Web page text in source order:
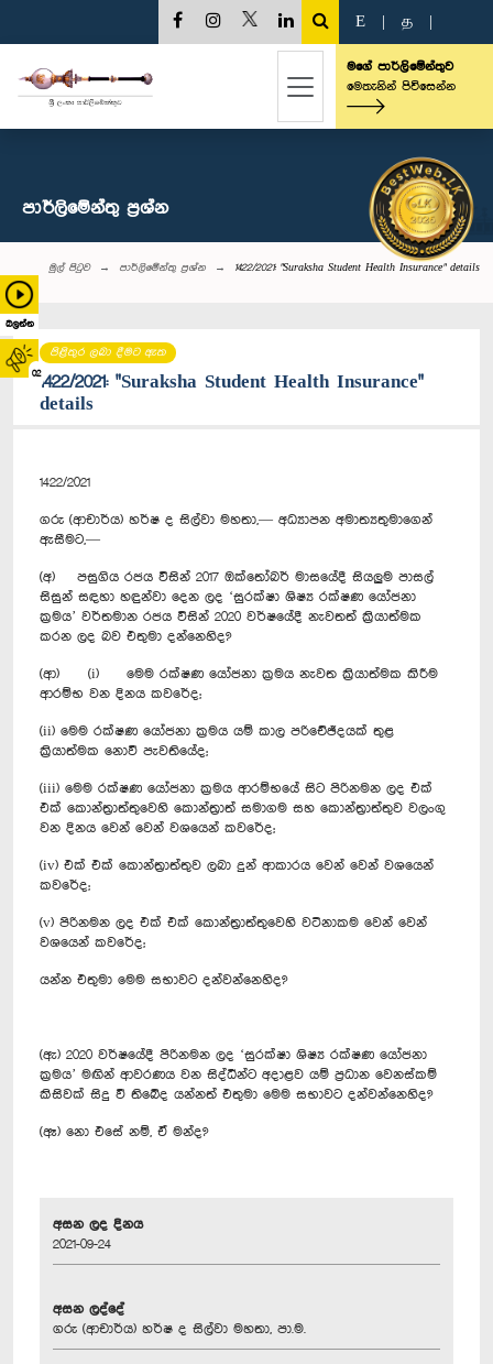
බලන්න
02
E த
මගේ පාර්ලිමේන්තුව
මෙතැනින් පිවිසෙන්න
පාර්ලි‌මේන්තු‌ ප්‍රශ්න
මුල් පිටුව පාර්ලි‌මේන්තු‌ ප්‍රශ්න 1422/2021: "Suraksha Student Health Insurance" details
පිළිතුර ලබා දීමට ඇත
1422/2021: "Suraksha Student Health Insurance"
details
1422/2021
ගරු (ආචාර්ය) හර්ෂ ද සිල්වා මහතා,— අධ්‍යාපන අමාත්‍යතුමාගෙන්
ඇසීමට,—
(අ) පසුගිය රජය විසින් 2017 ඔක්තෝබර් මාසයේදී සියලුම පාසල්
සිසුන් සඳහා හඳුන්වා දෙන ලද ‘සුරක්ෂා ශිෂ්‍ය රක්ෂණ යෝජනා
ක්‍රමය’ වර්තමාන රජය විසින් 2020 වර්ෂයේදී නැවතත් ක්‍රියාත්මක
කරන ලද බව එතුමා දන්නෙහිද?
(ආ) (i) මෙම රක්ෂණ යෝජනා ක්‍රමය නැවත ක්‍රියාත්මක කිරීම
ආරම්භ වන දිනය කවරේද;
(ii) මෙම රක්ෂණ යෝජනා ක්‍රමය යම් කාල පරිච්‍ඡේදයක් තුළ
ක්‍රියාත්මක නොවී පැවතියේද;
(iii) මෙම රක්ෂණ යෝජනා ක්‍රමය ආරම්භයේ සිට පිරිනමන ලද එක්
එක් කොන්ත්‍රාත්තුවෙහි කොන්ත්‍රාත් සමාගම සහ කොන්ත්‍රාත්තුව වලංගු
වන දිනය වෙන් වෙන් වශයෙන් කවරේද;
(iv) එක් එක් කොන්ත්‍රාත්තුව ලබා දුන් ආකාරය වෙන් වෙන් වශයෙන්
කවරේද;
(v) පිරිනමන ලද එක් එක් කොන්ත්‍රාත්තුවෙහි වටිනාකම වෙන් වෙන්
වශයෙන් කවරේද;
යන්න එතුමා මෙම සභාවට දන්වන්නෙහිද?
(ඇ) 2020 වර්ෂයේදී පිරිනමන ලද ‘සුරක්ෂා ශිෂ්‍ය රක්ෂණ යෝජනා
ක්‍රමය’ මඟින් ආවරණය වන සිද්ධීන්ට අදාළව යම් ප්‍රධාන වෙනස්කම්
කිසිවක් සිදු වී තිබේද යන්නත් එතුමා මෙම සභාවට දන්වන්නෙහිද?
(ඈ) නො එසේ නම්, ඒ මන්ද?
අසන ලද දිනය
2021-09-24
අසන ලද්දේ
ගරු (ආචාර්ය) හර්ෂ ද සිල්වා මහතා, පා.ම.